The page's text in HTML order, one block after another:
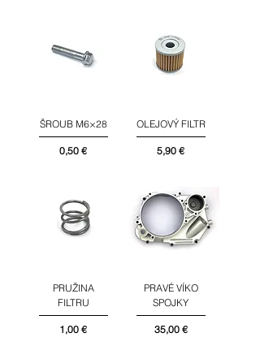
ŠROUB M6×28
Cena
0,50 €
OLEJOVÝ FILTR
Cena
5,90 €
PRUŽINA
FILTRU
Cena
1,00 €
PRAVÉ VÍKO
SPOJKY
Cena
35,00 €